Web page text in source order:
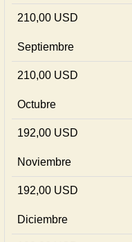
210,00 USD
Septiembre
210,00 USD
Octubre
192,00 USD
Noviembre
192,00 USD
Diciembre